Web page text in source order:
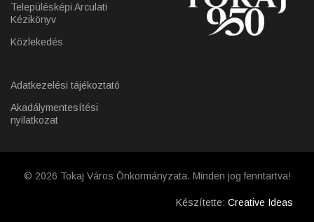
Településképi Arculati
Kézikönyv
Közlekedés
Adatkezelési tájékoztató
Akadálymentesítési
nyilatkozat
© 2026 Tokaj Város Önkormányzata. Minden jog fenntartva!
Készítette: Creative Ideas